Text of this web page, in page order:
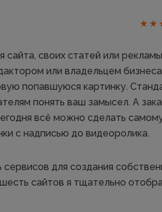
сайта, своих статей или
или владельцем
попавшуюся картинку.
понять ваш замысел. А
всё можно сделать
с надписью до видеоролика.
для создания
сайтов я тщательно